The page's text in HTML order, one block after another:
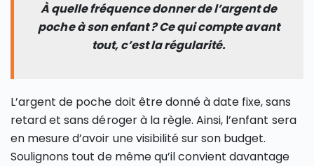
À quelle fréquence donner de l’argent de
poche à son enfant ? Ce qui compte avant
tout, c’est la régularité.
L’argent de poche doit être donné à date fixe, sans
retard et sans déroger à la règle. Ainsi, l’enfant sera
en mesure d’avoir une visibilité sur son budget.
Soulignons tout de même qu’il convient davantage